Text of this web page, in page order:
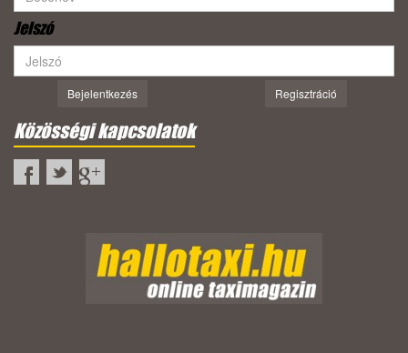
Jelszó
Bejelentkezés Regisztráció
Közösségi kapcsolatok